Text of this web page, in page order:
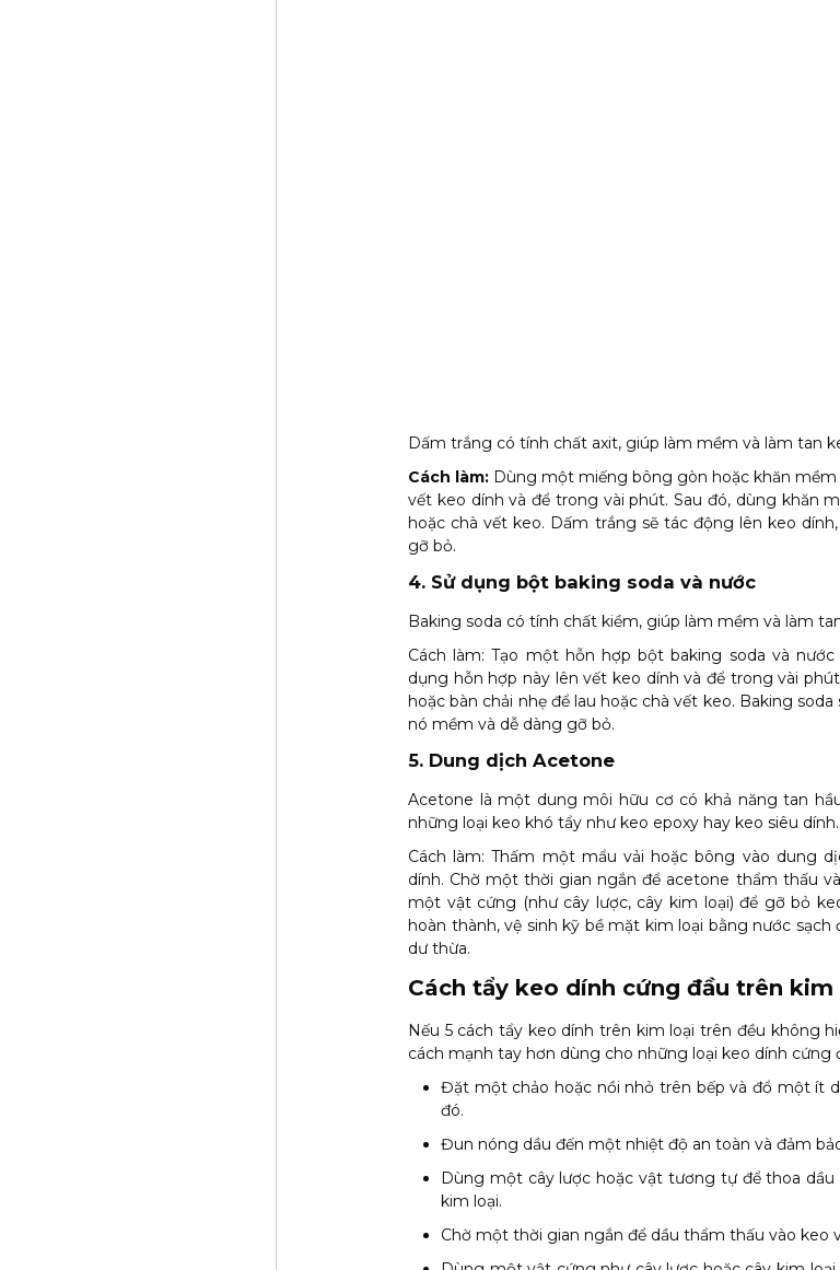
Dấm trắng có tính chất axit, giúp làm mềm và làm tan
Cách làm: Dùng một miếng bông gòn hoặc khăn
vết keo dính và để trong vài phút. Sau đó, dùng khăn
hoặc chà vết keo. Dấm trắng sẽ tác động lên keo
gỡ bỏ.
4. Sử dụng bột baking soda và nước
Baking soda có tính chất kiềm, giúp làm mềm và làm
Cách làm: Tạo một hỗn hợp bột baking soda và
dụng hỗn hợp này lên vết keo dính và để trong vài
hoặc bàn chải nhẹ để lau hoặc chà vết keo. Baking
nó mềm và dễ dàng gỡ bỏ.
5. Dung dịch Acetone
Acetone là một dung môi hữu cơ có khả năng tan
những loại keo khó tẩy như keo epoxy hay keo siêu dính.
Cách làm: Thấm một mẩu vải hoặc bông vào dung
dính. Chờ một thời gian ngắn để acetone thẩm thấu
một vật cứng (như cây lược, cây kim loại) để gỡ bỏ
hoàn thành, vệ sinh kỹ bề mặt kim loại bằng nước sạch
dư thừa.
Cách tẩy keo dính cứng đầu trên kim
Nếu 5 cách tẩy keo dính trên kim loại trên đều không
cách mạnh tay hơn dùng cho những loại keo dính cứng
Đặt một chảo hoặc nồi nhỏ trên bếp và đổ một ít
đó.
Đun nóng dầu đến một nhiệt độ an toàn và đảm
Dùng một cây lược hoặc vật tương tự để thoa
kim loại.
Chờ một thời gian ngắn để dầu thẩm thấu vào keo